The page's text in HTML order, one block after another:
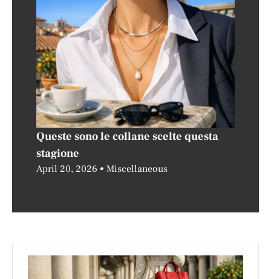
Queste sono le collane scelte questa
stagione
April 20, 2026 Miscellaneous